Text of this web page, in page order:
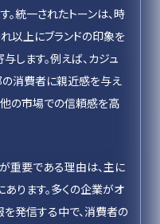
。統一されたトーンは、時
以上にブランドの印象を
します。例えば、カジュ
消費者に親近感を与え
の市場での信頼感を高
重要である理由は、主に
ります。多くの企業がオ
を発信する中で、消費者の